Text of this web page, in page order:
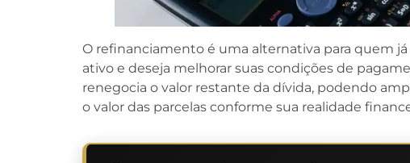
O refinanciamento é uma alternativa para quem
ativo e deseja melhorar suas condições de
renegocia o valor restante da dívida, podendo
o valor das parcelas conforme sua realidade